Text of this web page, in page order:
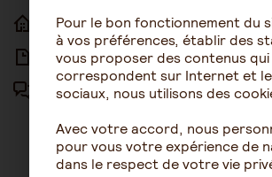
ACCUEIL
ARTICLES
FORUM
NOUS
MENTIONS
PLAN DU
CONDITIONS
Pour le bon fonctionnement du
à vos préférences, établir des
vous proposer des contenus qui
correspondent sur Internet et
sociaux, nous utilisons des
Avec votre accord, nous
pour vous votre expérience de
dans le respect de votre vie